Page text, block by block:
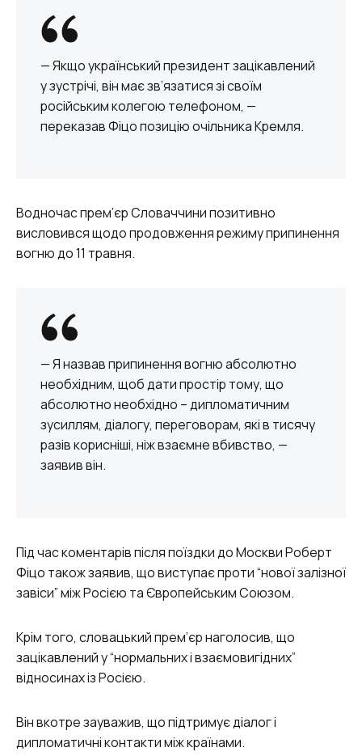
— Якщо український президент зацікавлений
у зустрічі, він має зв’язатися зі своїм
російським колегою телефоном, —
переказав Фіцо позицію очільника Кремля.
Водночас прем’єр Словаччини позитивно
висловився щодо продовження режиму припинення
вогню до 11 травня.
— Я назвав припинення вогню абсолютно
необхідним, щоб дати простір тому, що
абсолютно необхідно – дипломатичним
зусиллям, діалогу, переговорам, які в тисячу
разів корисніші, ніж взаємне вбивство, —
заявив він.
Під час коментарів після поїздки до Москви Роберт
Фіцо також заявив, що виступає проти “нової залізної
завіси” між Росією та Європейським Союзом.
Крім того, словацький прем’єр наголосив, що
зацікавлений у “нормальних і взаємовигідних”
відносинах із Росією.
Він вкотре зауважив, що підтримує діалог і
дипломатичні контакти між країнами.